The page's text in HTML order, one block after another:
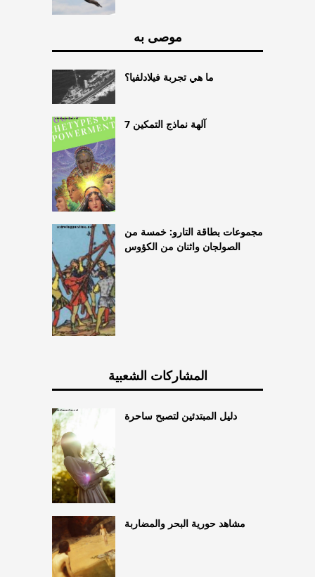
موصى به
ما هي تجربة فيلادلفيا؟
7 آلهة نماذج التمكين
مجموعات بطاقة التارو: خمسة من
الصولجان واثنان من الكؤوس
المشاركات الشعبية
دليل المبتدئين لتصبح ساحرة
مشاهد حورية البحر والمضاربة